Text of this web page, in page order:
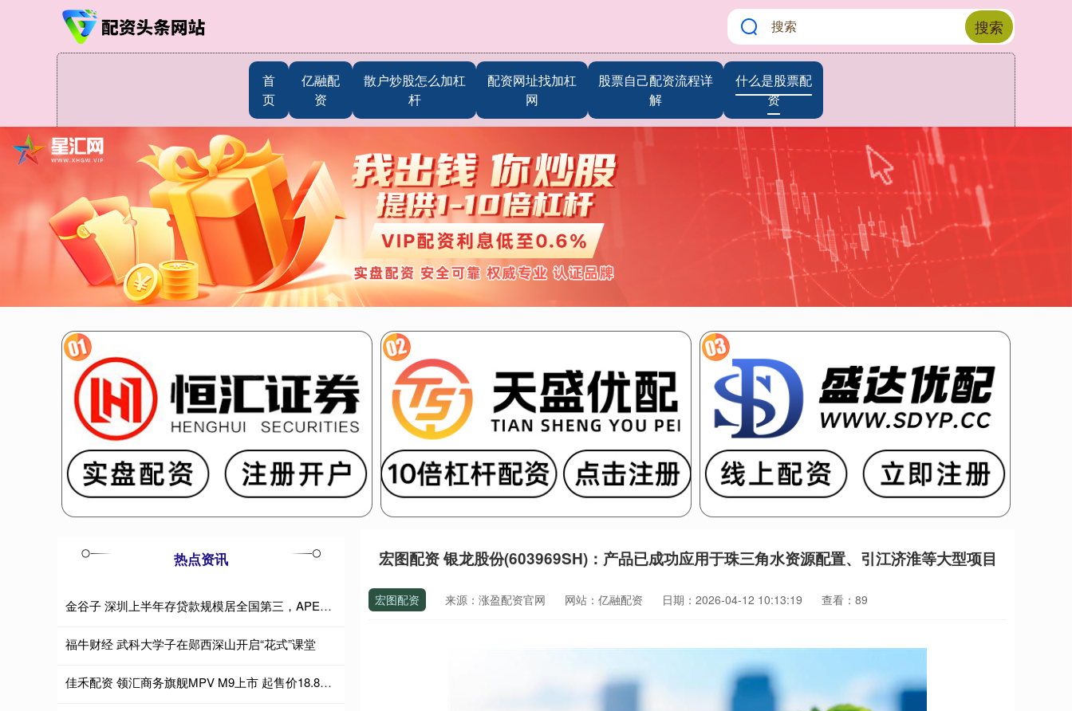
搜索
首
页
亿融配
资
散户炒股怎么加杠
杆
配资网址找加杠
网
股票自己配资流程详
解
什么是股票配
资
宏图配资 银龙股份(603969SH)：产品已成功应用于珠三角水资源配置、引江济淮等大型项目
宏图配资 来源：涨盈配资官网 网站：亿融配资 日期：2026-04-12 10:13:19 查看：89
热点资讯
金谷子 深圳上半年存贷款规模居全国第三，APEC支付保障全面升级
福牛财经 武科大学子在郧西深山开启“花式”课堂
佳禾配资 领汇商务旗舰MPV M9上市 起售价18.88万